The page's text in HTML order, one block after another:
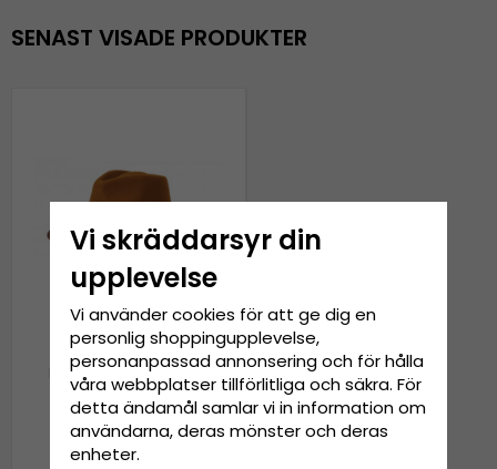
SENAST VISADE PRODUKTER
Hattar - Brixton Joanna
Rancher (brun)
999 kr1 249 kr
Vi skräddarsyr din
upplevelse
Vi använder cookies för att ge dig en
personlig shoppingupplevelse,
personanpassad annonsering och för hålla
våra webbplatser tillförlitliga och säkra. För
detta ändamål samlar vi in information om
användarna, deras mönster och deras
enheter.